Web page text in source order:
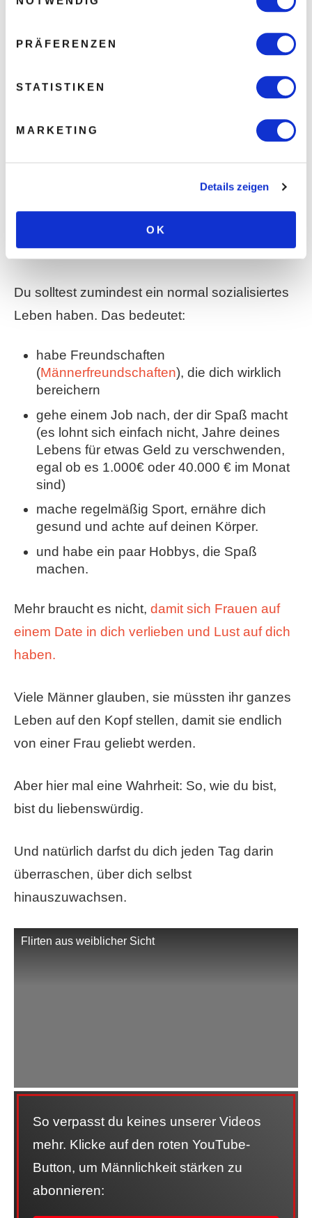
PRÄFERENZEN
STATISTIKEN
MARKETING
Details zeigen
OK
Dieselbe Ursache wurzelt in dem Glauben, sie
müssten für einen perfekten Engel namens
»Frau«, auch der perfekte Engel namens
Der Mann, der alles kann, unendlich viel Geld
Die Wahrheit ist aber: Frauen stehen auf total
Du musst nicht perfekt sein, aber:
Du solltest zumindest ein normal sozialisiertes
Leben haben. Das bedeutet:
habe Freundschaften
(Männerfreundschaften), die dich wirklich
bereichern
gehe einem Job nach, der dir Spaß macht
(es lohnt sich einfach nicht, Jahre deines
Lebens für etwas Geld zu verschwenden,
egal ob es 1.000€ oder 40.000 € im Monat
sind)
mache regelmäßig Sport, ernähre dich
gesund und achte auf deinen Körper.
und habe ein paar Hobbys, die Spaß
machen.
Mehr braucht es nicht, damit sich Frauen auf
einem Date in dich verlieben und Lust auf dich
haben.
Viele Männer glauben, sie müssten ihr ganzes
Leben auf den Kopf stellen, damit sie endlich
von einer Frau geliebt werden.
Aber hier mal eine Wahrheit: So, wie du bist,
bist du liebenswürdig.
Und natürlich darfst du dich jeden Tag darin
überraschen, über dich selbst
hinauszuwachsen.
Flirten aus weiblicher Sicht
So verpasst du keines unserer Videos
mehr. Klicke auf den roten YouTube-
Button, um Männlichkeit stärken zu
abonnieren: